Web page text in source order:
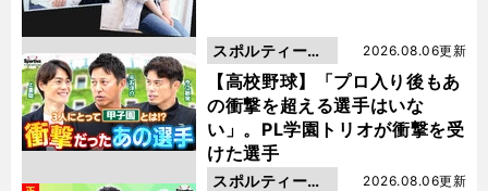
【高校野球】「プロ入り後もあ
の衝撃を超える選手はいな
い」。PL学園トリオが衝撃を受
けた選手
2026.08.06更新
スポルティーバ
動画
2026.08.06更新
スポルティーバ